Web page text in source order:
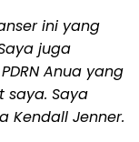
ini yang
juga
Anua yang
saya. Saya
Kendall Jenner.